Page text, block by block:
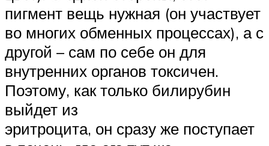
пигмент вещь нужная (он участвует
во многих обменных процессах), а с
другой – сам по себе он для
внутренних органов токсичен.
Поэтому, как только билирубин
выйдет из
эритроцита, он сразу же поступает